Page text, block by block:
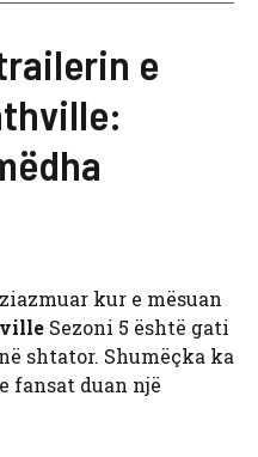
e
kur e mësuan
Sezoni 5 është gati
shtator. Shumëçka ka
fansat duan një